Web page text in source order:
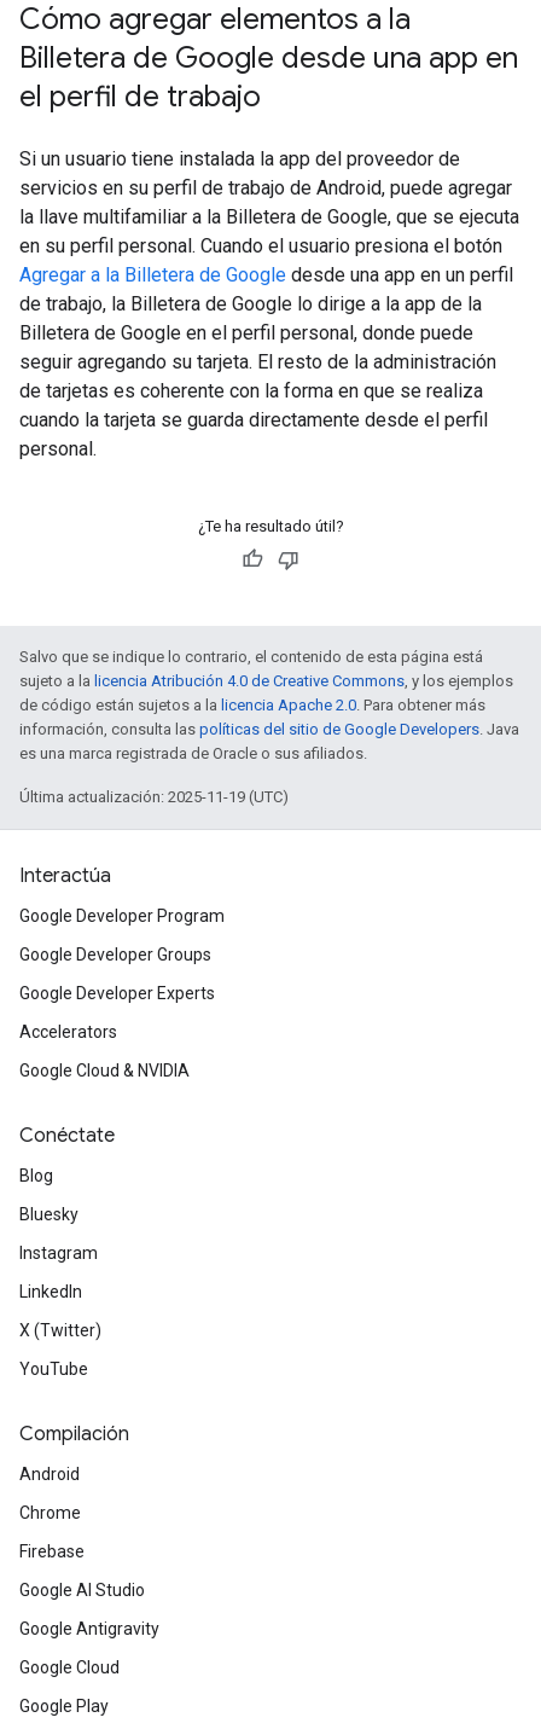
Cómo agregar elementos a la
Billetera de Google desde una app en
el perfil de trabajo
Si un usuario tiene instalada la app del proveedor de
servicios en su perfil de trabajo de Android, puede agregar
la llave multifamiliar a la Billetera de Google, que se ejecuta
en su perfil personal. Cuando el usuario presiona el botón
Agregar a la Billetera de Google desde una app en un perfil
de trabajo, la Billetera de Google lo dirige a la app de la
Billetera de Google en el perfil personal, donde puede
seguir agregando su tarjeta. El resto de la administración
de tarjetas es coherente con la forma en que se realiza
cuando la tarjeta se guarda directamente desde el perfil
personal.
¿Te ha resultado útil?
Salvo que se indique lo contrario, el contenido de esta página está
sujeto a la licencia Atribución 4.0 de Creative Commons, y los ejemplos
de código están sujetos a la licencia Apache 2.0. Para obtener más
información, consulta las políticas del sitio de Google Developers. Java
es una marca registrada de Oracle o sus afiliados.
Última actualización: 2025-11-19 (UTC)
Interactúa
Google Developer Program
Google Developer Groups
Google Developer Experts
Accelerators
Google Cloud & NVIDIA
Conéctate
Blog
Bluesky
Instagram
LinkedIn
X (Twitter)
YouTube
Compilación
Android
Chrome
Firebase
Google AI Studio
Google Antigravity
Google Cloud
Google Play